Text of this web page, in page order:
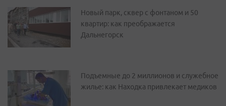
Новый парк, сквер с фонтаном и 50
квартир: как преображается
Дальнегорск
Подъемные до 2 миллионов и служебное
жилье: как Находка привлекает медиков